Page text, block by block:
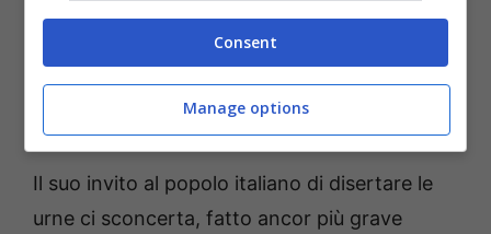
nell’ultima Legge di Stabilità. Una norma che
permette alle compagnie del petrolio e del
gas di godere di concessioni della durata
illimitata entro le 12 miglia marine.
Il suo invito al popolo italiano di disertare le
urne ci sconcerta, fatto ancor più grave
Consent
Manage options